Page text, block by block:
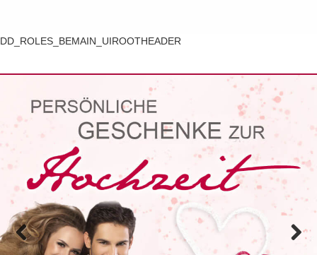
DD_ROLES_BEMAIN_UIROOTHEADER